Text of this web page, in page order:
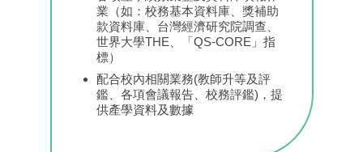
業（如：校務基本資料庫、獎補助
款資料庫、台灣經濟研究院調查、
世界大學THE、「QS-CORE」指
標）
配合校內相關業務(教師升等及評
鑑、各項會議報告、校務評鑑)，提
供產學資料及數據